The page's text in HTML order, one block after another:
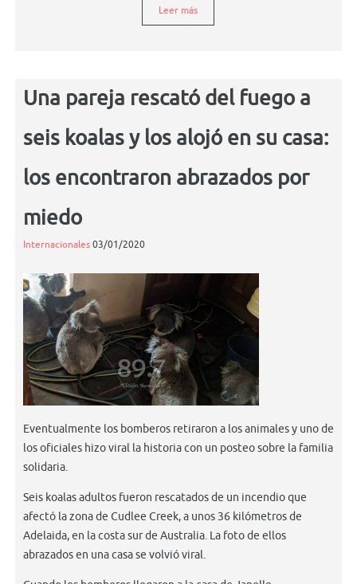
Leer más
Una pareja rescató del fuego a
seis koalas y los alojó en su casa:
los encontraron abrazados por
miedo
Internacionales03/01/2020
Eventualmente los bomberos retiraron a los animales y uno de
los oficiales hizo viral la historia con un posteo sobre la familia
solidaria.
Seis koalas adultos fueron rescatados de un incendio que
afectó la zona de Cudlee Creek, a unos 36 kilómetros de
Adelaida, en la costa sur de Australia. La foto de ellos
abrazados en una casa se volvió viral.